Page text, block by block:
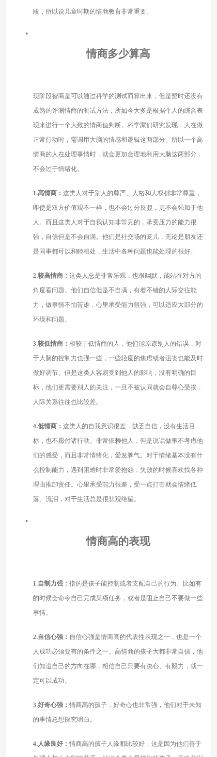
段，所以说儿童时期的情商教育非常重要。
情商多少算高
现阶段智商是可以通过科学的测试而算出来，但是暂时还没有
成熟的评测情商的测试方法，所如今大多是根据个人的综合表
现来进行一个大致的情商值判断。科学家们研究发现，人在做
正常行动时，需调用大脑的情感和逻辑这两部分。所以一个高
情商的人在处理事情时，就会更加合理地利用大脑这两部分，
不会过于情绪化。
1.高情商： 这类人对于别人的尊严、人格和人权都非常尊重，
即使是双方价值观不一样，也不会过分反驳，更不会强加于他
人。而且这类人对于自我认知非常完的，承受压力的能力很
强，自信但是不会自满。他们是社交场的宠儿，无论是朋友还
是同事都可以和睦相处，生活中各种问题也能处理的很好。
2.较高情商： 这类人总是非常乐观，也很幽默，能站在对方的
角度看问题。他们自信但是不自满，有着不错的人际交往能
力，做事情不怕苦难，心里承受能力很强，可以适应大部分的
环境和问题。
3.较低情商： 相较于低情商的人，他们能原谅别人的错误，对
于大脑的控制力也强一些，一些轻度的焦虑或者沮丧也能及时
做好调节。但是这类人容易受到他人的影响，没有明确的目
标，他们更需要别人的关注，一旦不被认同就会自尊心受损，
人际关系往往也比较差。
4.低情商： 这类人的自我意识很差，缺乏自信，没有生活目
标，也不愿付诸行动。非常依赖他人，但是说话做事不考虑他
们的感受，而且非常情绪化，爱发脾气。对于情绪基本没有什
么控制能力，遇到困难时非常爱抱怨，失败的时候喜欢找各种
理由推卸责任。心里承受能力很差，受一点打击就会情绪低
落、流泪，对于生活总是很悲观绝望。
情商高的表现
1.自制力强： 指的是孩子能控制或者支配自己的行为。比如有
的时候会命令自己完成某项任务，或者是阻止自己不要做一些
事情。
2.自信心强： 自信心强是情商高的代表性表现之一，也是一个
人成功必须要有的条件之一。高情商的孩子大都非常自信，他
们知道自己的方向在哪，相信自己只要有决心、有毅力，就一
定可以成功。
3.好奇心强： 情商高的孩子，好奇心也非常强，他们对于未知
的事情总想探究明白。
4.人缘良好： 情商高的孩子人缘都比较好，这是因为他们善于